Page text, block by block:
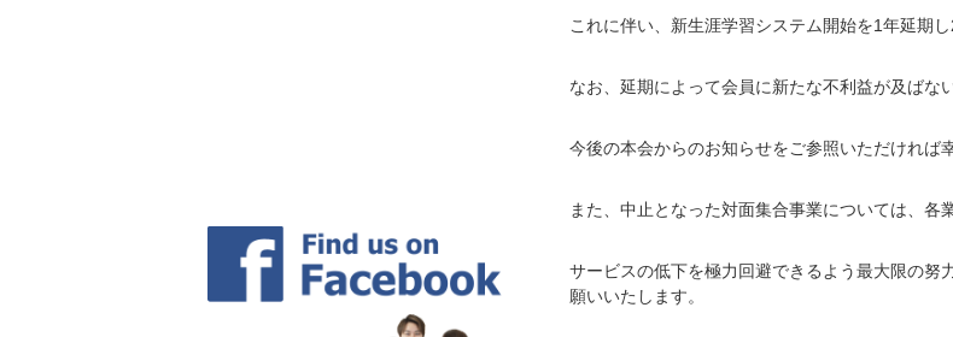
これに伴い、新生涯学習システム開始を1年延期
なお、延期によって会員に新たな不利益が及ばな
今後の本会からのお知らせをご参照いただければ
また、中止となった対面集合事業については、各
サービスの低下を極力回避できるよう最大限の努
願いいたします。